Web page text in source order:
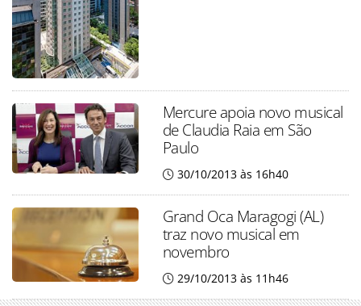
Mercure apoia novo musical
de Claudia Raia em São
Paulo
30/10/2013 às 16h40
Grand Oca Maragogi (AL)
traz novo musical em
novembro
29/10/2013 às 11h46